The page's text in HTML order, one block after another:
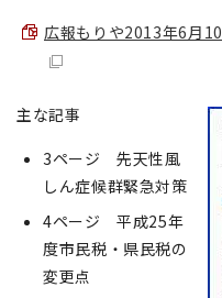
広報もりや2013年6月
主な記事
3ページ 先天性風
しん症候群緊急対策
4ページ 平成25年
度市民税・県民税の
変更点